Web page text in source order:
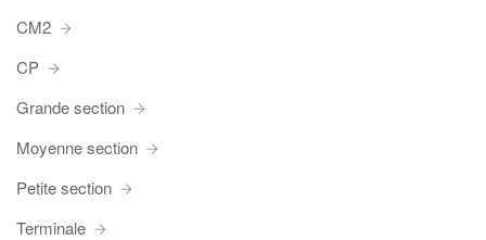
CM2
CP
Grande section
Moyenne section
Petite section
Terminale